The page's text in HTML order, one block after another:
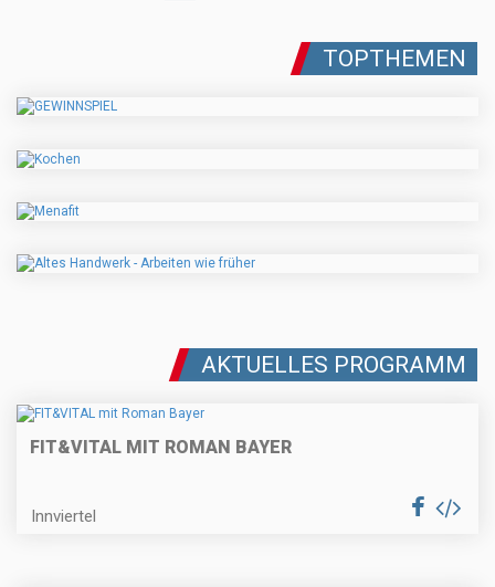
TOPTHEMEN
AKTUELLES PROGRAMM
FIT&VITAL MIT ROMAN BAYER
Innviertel